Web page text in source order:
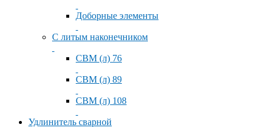
Доборные элементы
С литым наконечником
СВМ (л) 76
СВМ (л) 89
СВМ (л) 108
Удлинитель сварной